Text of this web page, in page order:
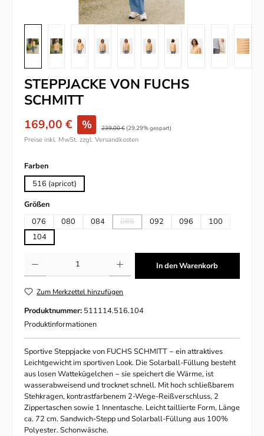
STEPPJACKE VON FUCHS
SCHMITT
169,00 € % 239,00 € (29.29% gespart)
Preise inkl. MwSt. zzgl. Versandkosten
Farbenauswählen
516 (apricot)
Größenauswählen
076
080 084 088(Diese Option ist zurzeit nicht verfügbar.)
092 096
100
104
In den Warenkorb
Zum Merkzettel hinzufügen
Produktnummer: 511114.516.104
Produktinformationen
Sportive Steppjacke von FUCHS SCHMITT − ein attraktives
Leichtgewicht im sportiven Look. Die Solarball-Füllung besteht
aus losen Wattekügelchen − sie speichert die Wärme, ist
wasserabweisend und trocknet schnell. Mit hoch schließbarem
Stehkragen, kontrastfarbenem 2-Wege-Reißverschluss, 2
Zippertaschen sowie 1 Innen­tasche. Leicht taillierte Form, Länge
ca. 72 cm. Sandwich-Stepp und Solarball-Füllung aus 100%
Polyester. Schonwäsche.